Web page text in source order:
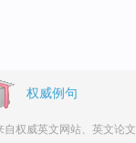
权威例句
自权威英文网站、英文论文